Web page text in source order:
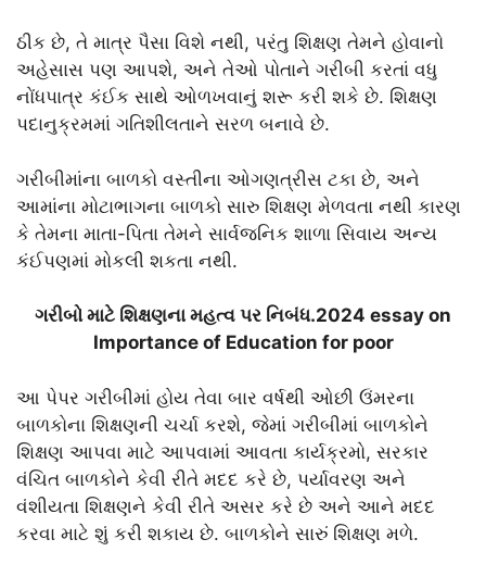
ઠીક છે, તે માત્ર પૈસા વિશે નથી, પરંતુ શિક્ષણ તેમને હોવાનો
અહેસાસ પણ આપશે, અને તેઓ પોતાને ગરીબી કરતાં વધુ
નોંધપાત્ર કંઈક સાથે ઓળખવાનું શરૂ કરી શકે છે. શિક્ષણ
પદાનુક્રમમાં ગતિશીલતાને સરળ બનાવે છે.
ગરીબીમાંના બાળકો વસ્તીના ઓગણત્રીસ ટકા છે, અને
આમાંના મોટાભાગના બાળકો સારુ શિક્ષણ મેળવતા નથી કારણ
કે તેમના માતા-પિતા તેમને સાર્વજનિક શાળા સિવાય અન્ય
કંઈપણમાં મોકલી શકતા નથી.
ગરીબો માટે શિક્ષણના મહત્વ પર નિબંધ.2024 essay on
Importance of Education for poor
આ પેપર ગરીબીમાં હોય તેવા બાર વર્ષથી ઓછી ઉંમરના
બાળકોના શિક્ષણની ચર્ચા કરશે, જેમાં ગરીબીમાં બાળકોને
શિક્ષણ આપવા માટે આપવામાં આવતા કાર્યક્રમો, સરકાર
વંચિત બાળકોને કેવી રીતે મદદ કરે છે, પર્યાવરણ અને
વંશીયતા શિક્ષણને કેવી રીતે અસર કરે છે અને આને મદદ
કરવા માટે શું કરી શકાય છે. બાળકોને સારું શિક્ષણ મળે.